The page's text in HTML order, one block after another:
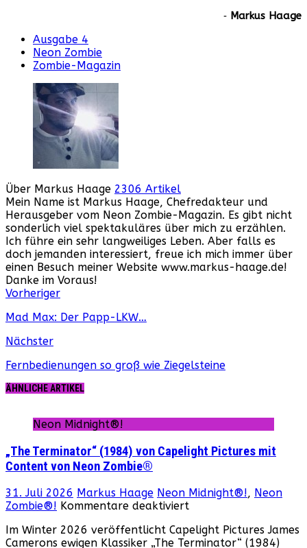
‐ Markus Haage
Ausgabe 4
Neon Zombie
Zombie-Magazin
Über Markus Haage 2306 Artikel
Mein Name ist Markus Haage, Chefredakteur und
Herausgeber vom Neon Zombie-Magazin. Es gibt nicht
sonderlich viel spektakuläres über mich zu erzählen.
Ich führe ein sehr langweiliges Leben. Aber falls es
doch jemanden interessiert, freue ich mich immer über
einen Besuch meiner Website www.markus-haage.de!
Danke im Voraus!
Webseite
Facebook
Instagram
YouTube
Vorheriger
Mad Max: Der Papp-LKW…
Nächster
Fernbedienungen so groß wie Ziegelsteine
ÄHNLICHE ARTIKEL
Neon Midnight®!
„The Terminator“ (1984) von Capelight Pictures mit
Content von Neon Zombie®
31. Juli 2026 Markus Haage Neon Midnight®!, Neon
Zombie®! Kommentare deaktiviertfür
Terminator“
(1984)
Im Winter 2026 veröffentlicht Capelight Pictures James
Camerons ewigen Klassiker „The Terminator“ (1984)